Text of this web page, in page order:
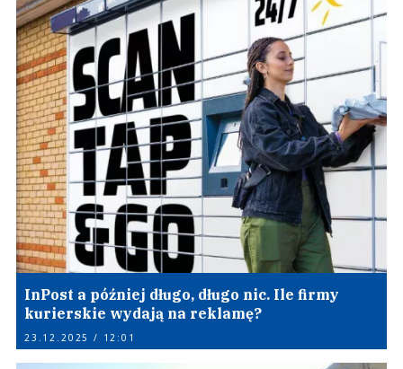
InPost a później długo, długo nic. Ile firmy
kurierskie wydają na reklamę?
23.12.2025 / 12:01